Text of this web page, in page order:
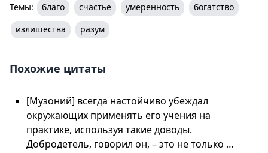
Темы: благо счастье умеренность
богатство
излишества
разум
Похожие цитаты
[Музоний] всегда настойчиво убеждал
окружающих применять его учения на
практике, используя такие доводы.
Добродетель, говорил он, – это не только …